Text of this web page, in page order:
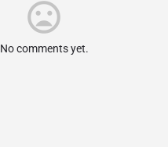
No comments yet.